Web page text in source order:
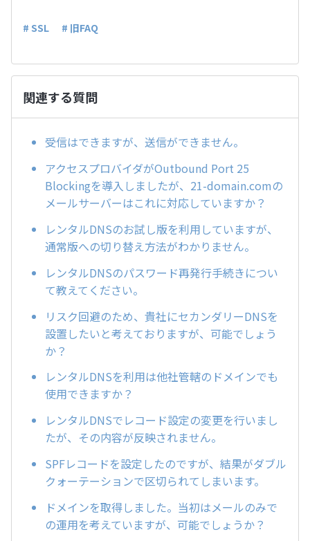
# SSL # 旧FAQ
関連する質問
受信はできますが、送信ができません。
アクセスプロバイダがOutbound Port 25
Blockingを導入しましたが、21-domain.comの
メールサーバーはこれに対応していますか？
レンタルDNSのお試し版を利用していますが、
通常版への切り替え方法がわかりません。
レンタルDNSのパスワード再発行手続きについ
て教えてください。
リスク回避のため、貴社にセカンダリーDNSを
設置したいと考えておりますが、可能でしょう
か？
レンタルDNSを利用は他社管轄のドメインでも
使用できますか？
レンタルDNSでレコード設定の変更を行いまし
たが、その内容が反映されません。
SPFレコードを設定したのですが、結果がダブル
クォーテーションで区切られてしまいます。
ドメインを取得しました。当初はメールのみで
の運用を考えていますが、可能でしょうか？